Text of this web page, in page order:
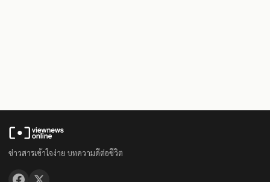
ข่าวสารเข้าใจง่าย บทความดีต่อชีวิต